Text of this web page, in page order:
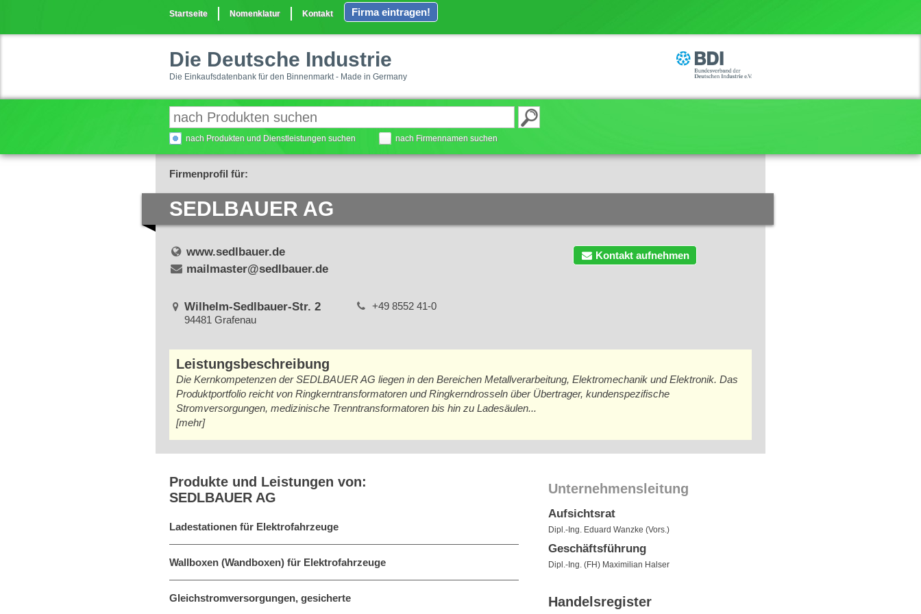
Startseite Nomenklatur Kontakt Firma eintragen!
Die Deutsche Industrie
Die Einkaufsdatenbank für den Binnenmarkt - Made in Germany
nach Produkten und Dienstleistungen suchen nach Firmennamen suchen
Firmenprofil für:
SEDLBAUER AG
Kontakt aufnehmen
www.sedlbauer.de
mailmaster@sedlbauer.de
Wilhelm-Sedlbauer-Str. 2
94481 Grafenau
+49 8552 41-0
Leistungsbeschreibung
Die Kernkompetenzen der SEDLBAUER AG liegen in den Bereichen Metallverarbeitung, Elektromechanik und Elektronik. Das
Produktportfolio reicht von Ringkerntransformatoren und Ringkerndrosseln über Übertrager, kundenspezifische
Stromversorgungen, medizinische Trenntransformatoren bis hin zu Ladesäulen...
[mehr]
Produkte und Leistungen von:
SEDLBAUER AG
Ladestationen für Elektrofahrzeuge
Wallboxen (Wandboxen) für Elektrofahrzeuge
Gleichstromversorgungen, gesicherte
Unternehmensleitung
Aufsichtsrat
Dipl.-Ing. Eduard Wanzke (Vors.)
Geschäftsführung
Dipl.-Ing. (FH) Maximilian Halser
Handelsregister